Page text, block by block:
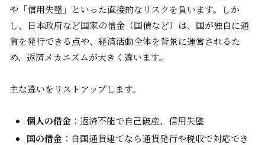
や「信用失墜」といった直接的なリスクを負います。しか
し、日本政府など国家の借金（国債など）は、国が独自に通
貨を発行できる点や、経済活動全体を背景に運営されるた
め、返済メカニズムが大きく違います。
主な違いをリストアップします。
個人の借金 ：返済不能で自己破産、信用失墜
国の借金 ：自国通貨建てなら通貨発行や税収で対応でき